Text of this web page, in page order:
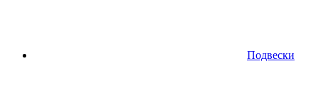
Подвески